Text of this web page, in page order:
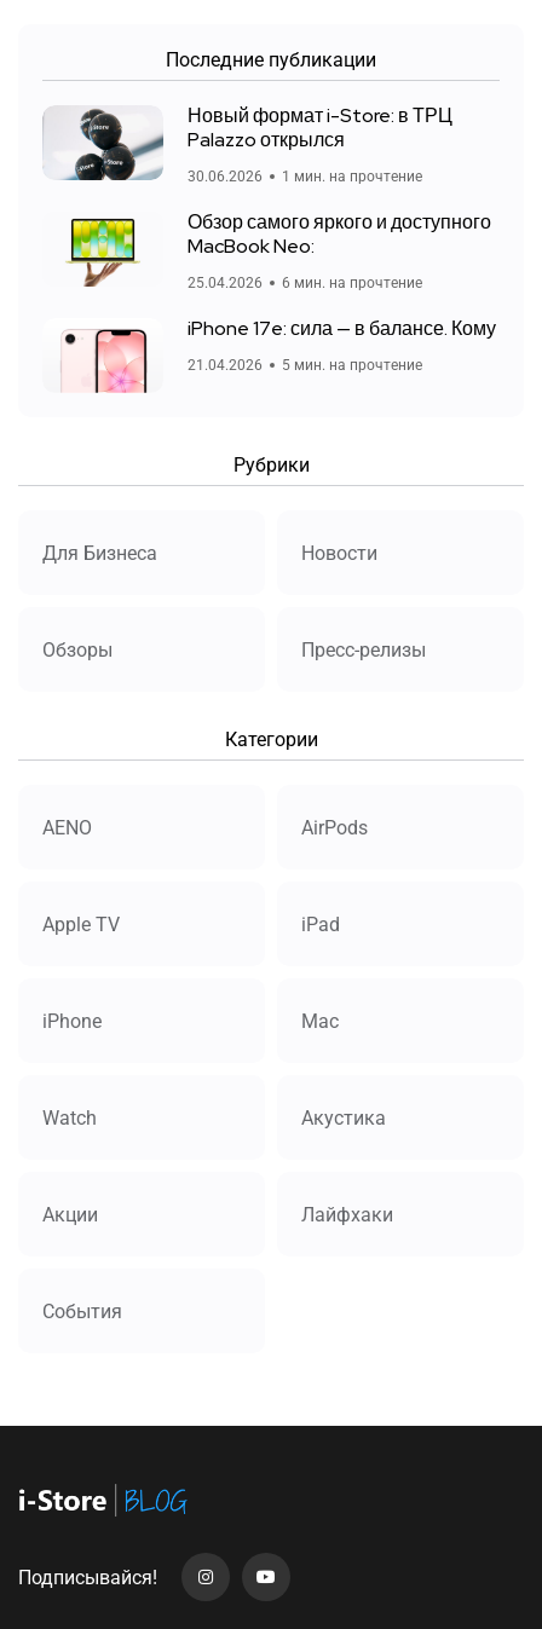
Последние публикации
Новый формат i-Store: в ТРЦ
Palazzo открылся
30.06.2026 1 мин. на прочтение
Обзор самого яркого и доступного
MacBook Neo:
25.04.2026 6 мин. на прочтение
iPhone 17e: сила — в балансе. Кому
21.04.2026 5 мин. на прочтение
Рубрики
Для Бизнеса Новости
Обзоры Пресс-релизы
Категории
AENO AirPods
Apple TV iPad
iPhone Mac
Watch Акустика
Акции Лайфхаки
События
Подписывайся!